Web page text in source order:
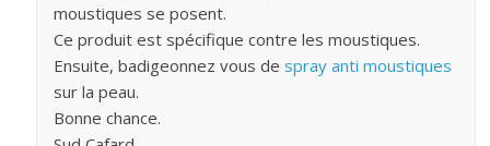
moustiques se posent.
Ce produit est spécifique contre les moustiques.
Ensuite, badigeonnez vous despray anti moustiques
sur la peau.
Bonne chance.